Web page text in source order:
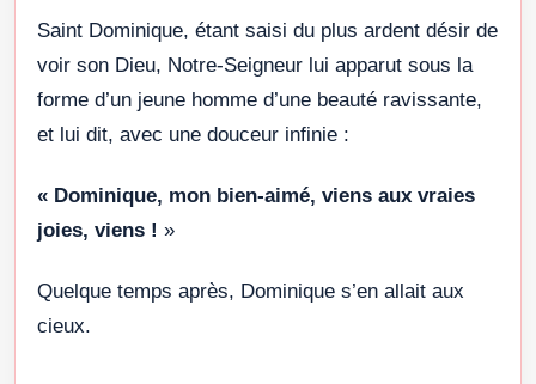
Saint Dominique, étant saisi du plus ardent désir de
voir son Dieu, Notre-Seigneur lui apparut sous la
forme d’un jeune homme d’une beauté ravissante,
et lui dit, avec une douceur infinie :
« Dominique, mon bien-aimé, viens aux vraies
joies, viens ! »
Quelque temps après, Dominique s’en allait aux
cieux.